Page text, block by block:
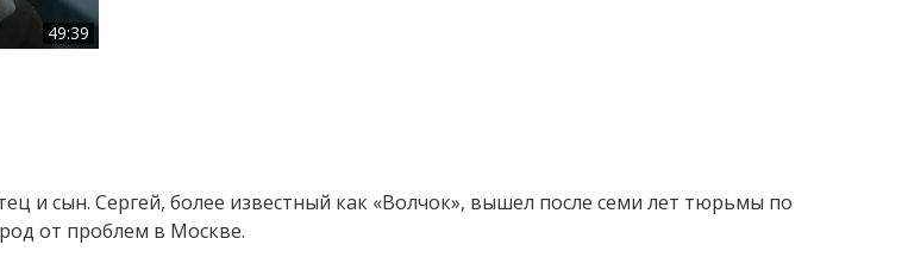
49:39
сын. Сергей, более известный как «Волчок», вышел после семи лет тюрьмы по
от проблем в Москве.